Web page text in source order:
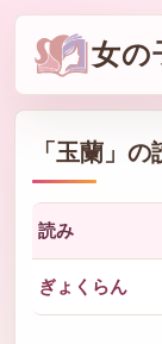
女の
「玉蘭 」
読み
ぎょくらん